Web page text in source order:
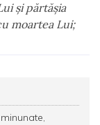
şi părtăşia
moartea Lui;